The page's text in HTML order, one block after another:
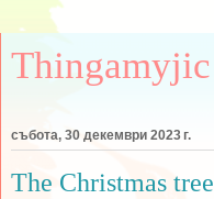
Thingamyjic
събота, 30 декември 2023 г.
The Christmas tree